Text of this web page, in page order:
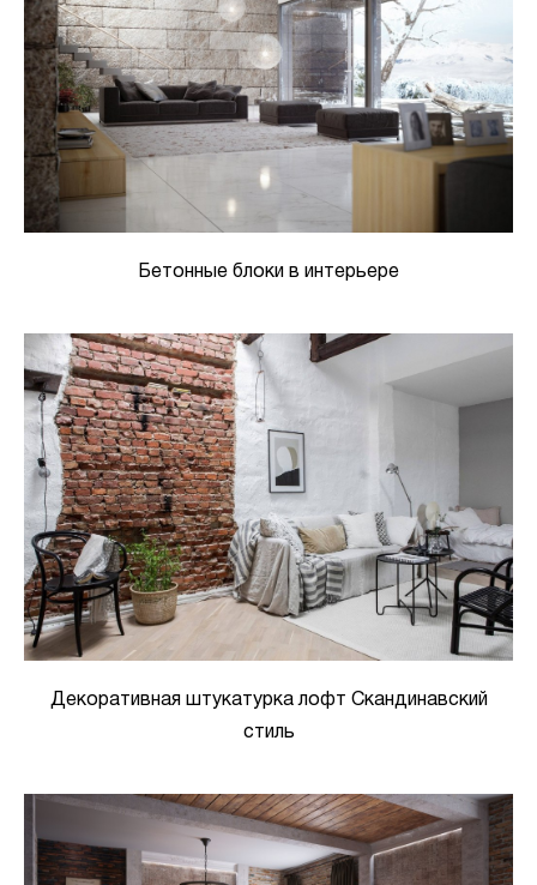
Бетонные блоки в интерьере
Декоративная штукатурка лофт Скандинавский
стиль